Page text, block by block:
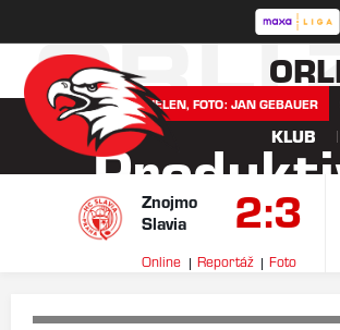
ORLI
KLUB
Znojmo
Slavia
2:3
Online Reportáž Foto
VLÁĎA JELEN, FOTO: JAN GEBAUER
Adam